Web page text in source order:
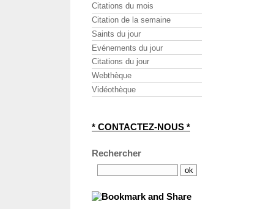
Citations du mois
Citation de la semaine
Saints du jour
Evénements du jour
Citations du jour
Webthèque
Vidéothèque
* CONTACTEZ-NOUS *
Rechercher